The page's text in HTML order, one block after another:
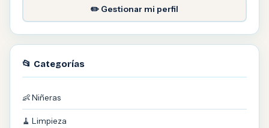
✏️ Gestionar mi perfil
📂 Categorías
👶 Niñeras
🧹 Limpieza